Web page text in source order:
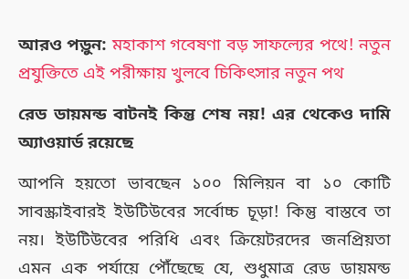
আরও পড়ুন: মহাকাশ গবেষণা বড় সাফল্যের পথে! নতুন
প্রযুক্তিতে এই পরীক্ষায় খুলবে চিকিৎসার নতুন পথ
রেড ডায়মন্ড বাটনই কিন্তু শেষ নয়! এর থেকেও দামি
অ্যাওয়ার্ড রয়েছে
আপনি হয়তো ভাবছেন ১০০ মিলিয়ন বা ১০ কোটি
সাবস্ক্রাইবারই ইউটিউবের সর্বোচ্চ চূড়া! কিন্তু বাস্তবে তা
নয়। ইউটিউবের পরিধি এবং ক্রিয়েটরদের জনপ্রিয়তা
এমন এক পর্যায়ে পৌঁছেছে যে, শুধুমাত্র রেড ডায়মন্ড